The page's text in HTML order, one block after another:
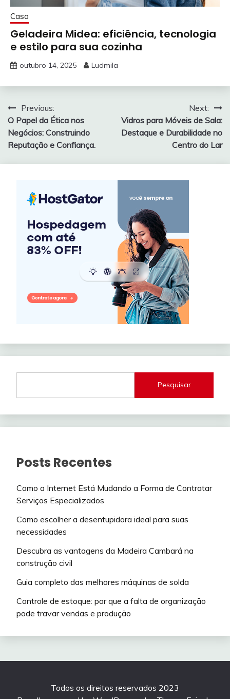
Casa
Geladeira Midea: eficiência, tecnologia
e estilo para sua cozinha
outubro 14, 2025 Ludmila
Navegação
de
Post
Previous:
O Papel da Ética nos
Negócios: Construindo
Reputação e Confiança.
Next:
Vidros para Móveis de Sala:
Destaque e Durabilidade no
Centro do Lar
Pesquisar
Posts Recentes
Como a Internet Está Mudando a Forma de Contratar
Serviços Especializados
Como escolher a desentupidora ideal para suas
necessidades
Descubra as vantagens da Madeira Cambará na
construção civil
Guia completo das melhores máquinas de solda
Controle de estoque: por que a falta de organização
pode travar vendas e produção
Todos os direitos reservados 2023